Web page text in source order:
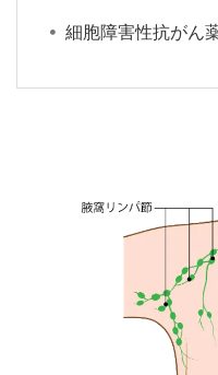
細胞障害性抗がん